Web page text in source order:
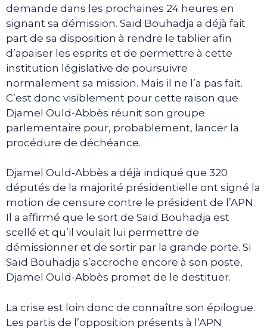
demande dans les prochaines 24 heures en
signant sa démission. Saïd Bouhadja a déjà fait
part de sa disposition à rendre le tablier afin
d’apaiser les esprits et de permettre à cette
institution législative de poursuivre
normalement sa mission. Mais il ne l’a pas fait.
C’est donc visiblement pour cette raison que
Djamel Ould-Abbès réunit son groupe
parlementaire pour, probablement, lancer la
procédure de déchéance.
Djamel Ould-Abbès a déjà indiqué que 320
députés de la majorité présidentielle ont signé la
motion de censure contre le président de l’APN.
Il a affirmé que le sort de Saïd Bouhadja est
scellé et qu’il voulait lui permettre de
démissionner et de sortir par la grande porte. Si
Saïd Bouhadja s’accroche encore à son poste,
Djamel Ould-Abbès promet de le destituer.
La crise est loin donc de connaître son épilogue.
Les partis de l’opposition présents à l’APN